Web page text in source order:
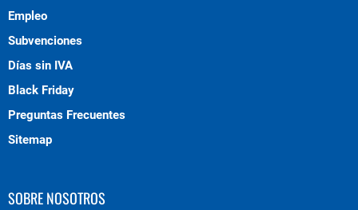
Empleo
Subvenciones
Días sin IVA
Black Friday
Preguntas Frecuentes
Sitemap
SOBRE NOSOTROS